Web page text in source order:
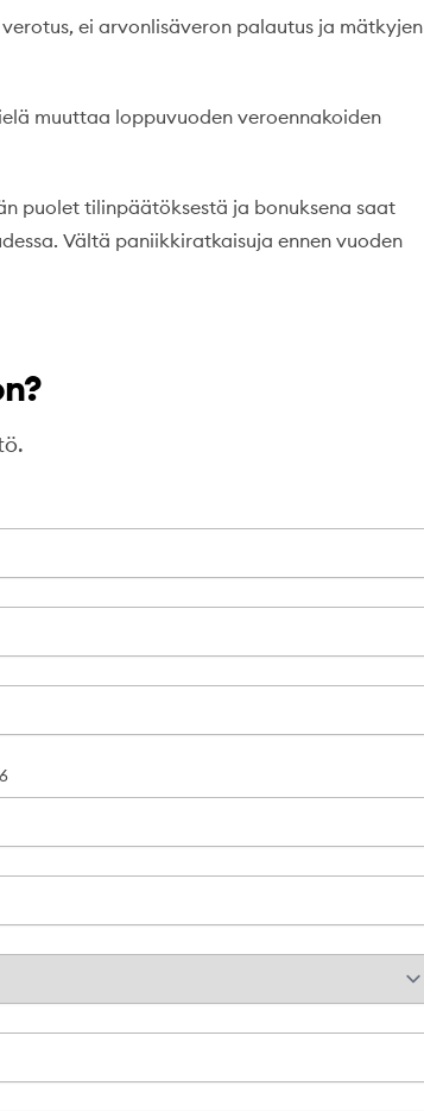
ei arvonlisäveron palautus ja mätkyjen
muuttaa loppuvuoden veroennakoiden
puolet tilinpäätöksestä ja bonuksena saat
Vältä paniikkiratkaisuja ennen vuoden